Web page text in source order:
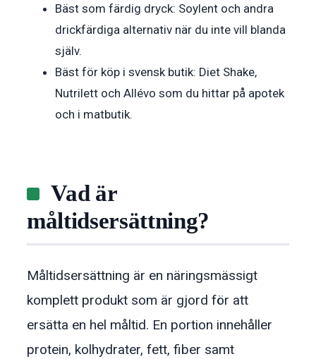
Bäst som färdig dryck: Soylent och andra
drickfärdiga alternativ när du inte vill blanda
själv.
Bäst för köp i svensk butik: Diet Shake,
Nutrilett och Allévo som du hittar på apotek
och i matbutik.
Vad är
måltidsersättning?
Måltidsersättning är en näringsmässigt
komplett produkt som är gjord för att
ersätta en hel måltid. En portion innehåller
protein, kolhydrater, fett, fiber samt